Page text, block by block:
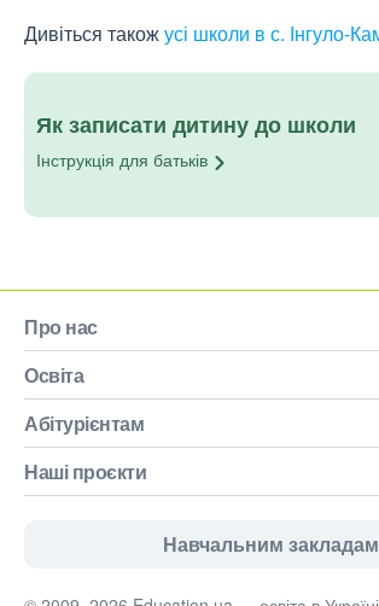
Дивіться такожусі школи в с. Інгуло-
Як записати дитину до школи
Інструкція для батьків
Про нас
Освіта
Абітурієнтам
Наші проєкти
Навчальним закладам